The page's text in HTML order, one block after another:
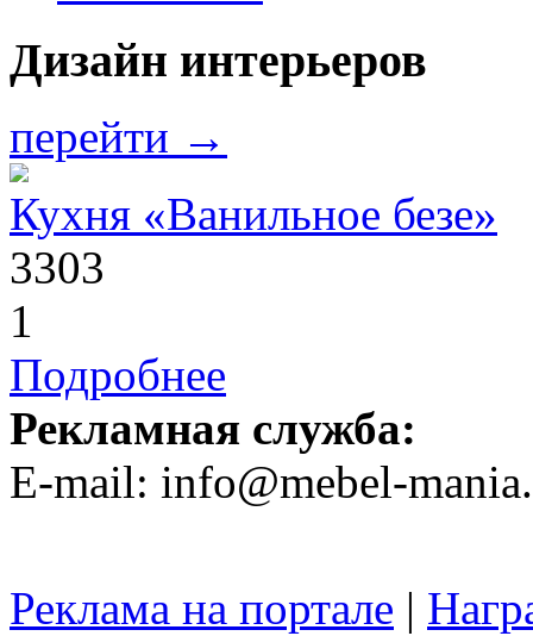
Дизайн интерьеров
перейти →
Кухня «Ванильное безе»
3303
1
Подробнее
Рекламная служба:
E-mail: info@mebel-
Реклама на портале |